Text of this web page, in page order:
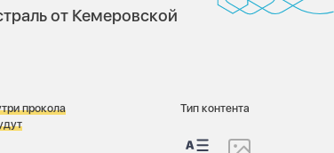
от Кемеровской
прокола
Тип контента